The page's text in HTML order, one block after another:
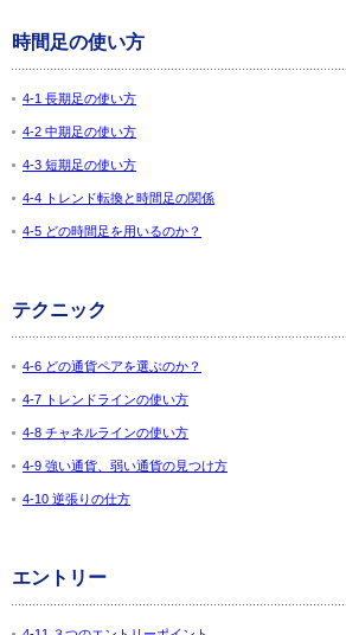
時間足の使い方
4-1 長期足の使い方
4-2 中期足の使い方
4-3 短期足の使い方
4-4 トレンド転換と時間足の関係
4-5 どの時間足を用いるのか？
テクニック
4-6 どの通貨ペアを選ぶのか？
4-7 トレンドラインの使い方
4-8 チャネルラインの使い方
4-9 強い通貨、弱い通貨の見つけ方
4-10 逆張りの仕方
エントリー